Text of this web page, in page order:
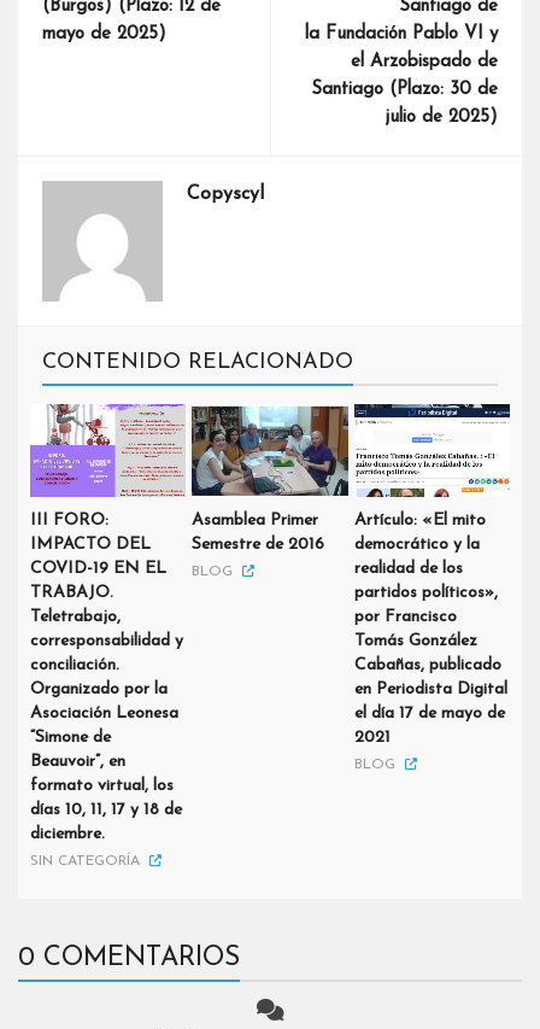
(Burgos) (Plazo: 12 de
mayo de 2025)
Santiago de
la Fundación Pablo VI y
el Arzobispado de
Santiago (Plazo: 30 de
julio de 2025)
Copyscyl
CONTENIDO RELACIONADO
III FORO:
IMPACTO DEL
COVID-19 EN EL
TRABAJO.
Teletrabajo,
corresponsabilidad y
conciliación.
Organizado por la
Asociación Leonesa
“Simone de
Beauvoir”, en
formato virtual, los
días 10, 11, 17 y 18 de
diciembre.
SIN CATEGORÍA
Asamblea Primer
Semestre de 2016
BLOG
Artículo: «El mito
democrático y la
realidad de los
partidos políticos»,
por Francisco
Tomás González
Cabañas, publicado
en Periodista Digital
el día 17 de mayo de
2021
BLOG
0 COMENTARIOS